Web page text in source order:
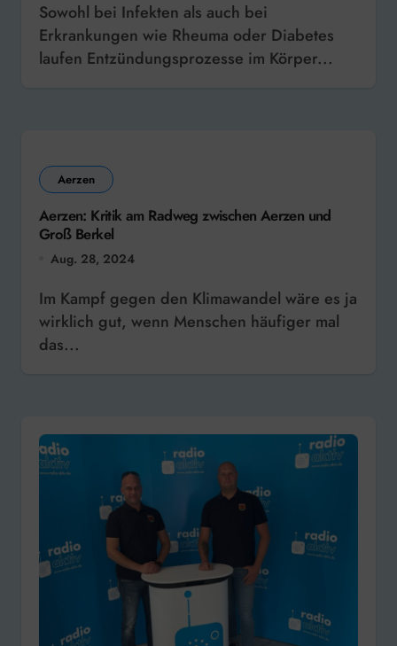
Sowohl bei Infekten als auch bei
Erkrankungen wie Rheuma oder Diabetes
laufen Entzündungsprozesse im Körper...
Aerzen
Aerzen: Kritik am Radweg zwischen Aerzen und
Groß Berkel
Aug. 28, 2024
Im Kampf gegen den Klimawandel wäre es ja
wirklich gut, wenn Menschen häufiger mal
das...